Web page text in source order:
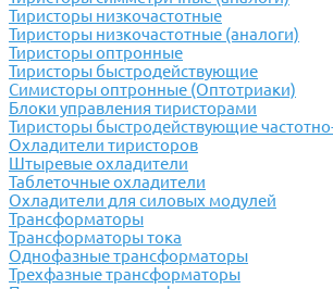
Тиристоры низкочастотные
Тиристоры низкочастотные (аналоги)
Тиристоры оптронные
Тиристоры быстродействующие
Симисторы оптронные (Оптотриаки)
Блоки управления тиристорами
Тиристоры быстродействующие
Охладители тиристоров
Штыревые охладители
Таблеточные охладители
Охладители для силовых модулей
Трансформаторы
Трансформаторы тока
Однофазные трансформаторы
Трехфазные трансформаторы